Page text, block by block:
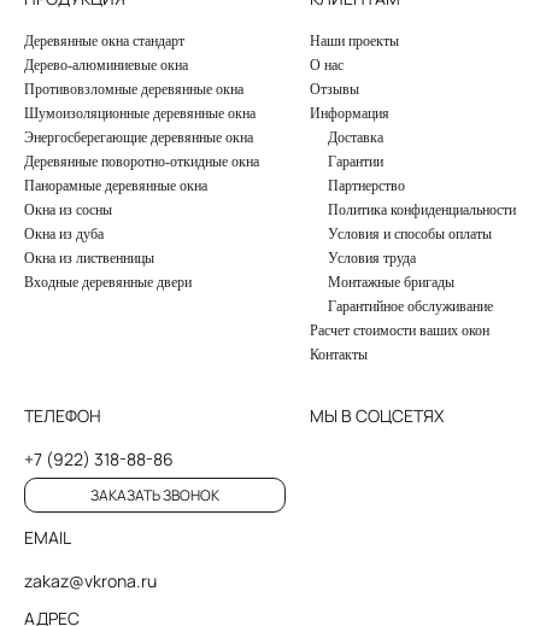
Деревянные окна стандарт
Дерево-алюминиевые окна
Противовзломные деревянные окна
Шумоизоляционные деревянные окна
Энергосберегающие деревянные окна
Деревянные поворотно-откидные окна
Панорамные деревянные окна
Окна из сосны
Окна из дуба
Окна из лиственницы
Входные деревянные двери
Наши проекты
О нас
Отзывы
Информация
Доставка
Гарантии
Партнерство
Политика конфиденциальности
Условия и способы оплаты
Условия труда
Монтажные бригады
Гарантийное обслуживание
Расчет стоимости ваших окон
Контакты
ТЕЛЕФОН
+7 (922) 318-88-86
ЗАКАЗАТЬ ЗВОНОК
EMAIL
zakaz@vkrona.ru
АДРЕС
МЫ В СОЦСЕТЯХ